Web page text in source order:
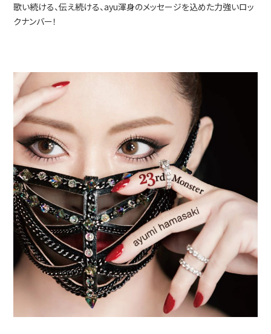
歌い続ける、伝え続ける、ayu渾身のメッセージを込めた力強いロッ
クナンバー！